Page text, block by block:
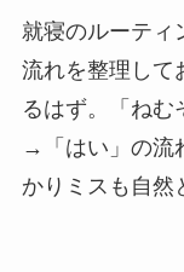
就寝のルーティ
流れを整理して
るはず。「ねむ
→「はい」の流
かりミスも自然